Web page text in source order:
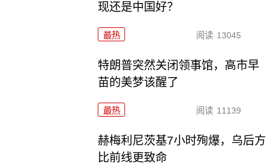
现还是中国好？
最热 阅读 13045
特朗普突然关闭领事馆，高市早
苗的美梦该醒了
最热 阅读 11139
赫梅利尼茨基7小时殉爆，乌后方
比前线更致命